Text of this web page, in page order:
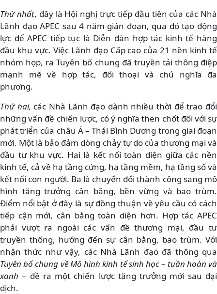
Thứ nhất, đây là Hội nghị trực tiếp đầu tiên của các Nhà
Lãnh đạo APEC sau 4 năm gián đoạn, qua đó tạo động
lực để APEC tiếp tục là Diễn đàn hợp tác kinh tế hàng
đầu khu vực. Việc Lãnh đạo Cấp cao của 21 nền kinh tế
nhóm họp, ra Tuyên bố chung đã truyền tải thông điệp
mạnh mẽ về hợp tác, đối thoại và chủ nghĩa đa
phương.
Thứ hai, các Nhà Lãnh đạo dành nhiều thời để trao đổi
những vấn đề chiến lược, có ý nghĩa then chốt đối với sự
phát triển của châu Á – Thái Bình Dương trong giai đoạn
mới. Một là bảo đảm dòng chảy tự do của thương mại và
đầu tư khu vực. Hai là kết nối toàn diện giữa các nền
kinh tế, cả về hạ tầng cứng, hạ tầng mềm, hạ tầng số và
kết nối con người. Ba là chuyển đổi thành công sang mô
hình tăng trưởng cân bằng, bền vững và bao trùm.
Điểm nổi bật ở đây là sự đồng thuận về yêu cầu có cách
tiếp cận mới, cân bằng toàn diện hơn. Hợp tác APEC
phải vượt ra ngoài các vấn đề thương mại, đầu tư
truyền thống, hướng đến sự cân bằng, bao trùm. Với
nhận thức như vậy, các Nhà Lãnh đạo đã thông qua
Tuyên bố chung về Mô hình kinh tế sinh học – tuần hoàn và
xanh – đề ra một chiến lược tăng trưởng mới sau đại
dịch.